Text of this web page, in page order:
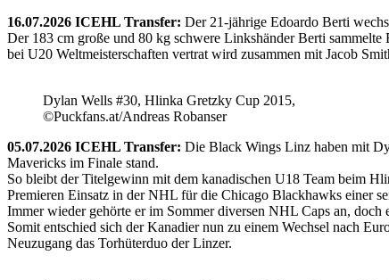
16.07.2026 ICEHL Transfer: Der 21-jährige Edoardo Berti
Der 183 cm große und 80 kg schwere Linkshänder Berti
bei U20 Weltmeisterschaften vertrat wird zusammen mit Jacob
Dylan Wells #30, Hlinka Gretzky Cup 2015,
©Puckfans.at/Andreas Robanser
05.07.2026 ICEHL Transfer: Die Black Wings Linz haben mit
Mavericks im Finale stand.
So bleibt der Titelgewinn mit dem kanadischen U18 Team beim
Premieren Einsatz in der NHL für die Chicago Blackhawks einer
Immer wieder gehörte er im Sommer diversen NHL Caps an,
Somit entschied sich der Kanadier nun zu einem Wechsel nach
Neuzugang das Torhüterduo der Linzer.